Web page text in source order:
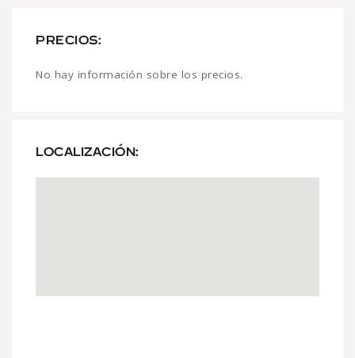
PRECIOS:
No hay información sobre los precios.
LOCALIZACIÓN: